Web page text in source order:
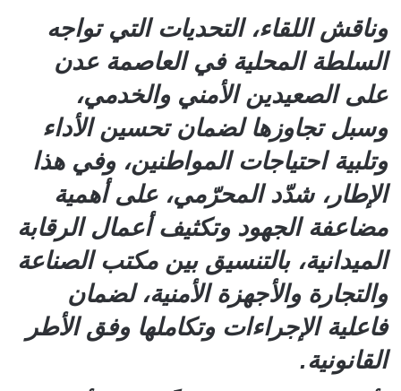
وناقش اللقاء، التحديات التي تواجه
السلطة المحلية في العاصمة عدن
على الصعيدين الأمني والخدمي،
وسبل تجاوزها لضمان تحسين الأداء
وتلبية احتياجات المواطنين، وفي هذا
الإطار، شدّد المحرّمي، على أهمية
مضاعفة الجهود وتكثيف أعمال الرقابة
الميدانية، بالتنسيق بين مكتب الصناعة
والتجارة والأجهزة الأمنية، لضمان
فاعلية الإجراءات وتكاملها وفق الأطر
القانونية.